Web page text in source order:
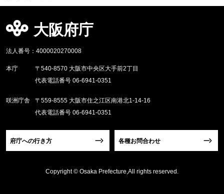
大阪府庁
法人番号：4000020270008
本庁
〒540-8570 大阪市中央区大手前2丁目
代表電話番号 06-6941-0351
咲洲庁舎
〒559-8555 大阪市住之江区南港北1-14-16
代表電話番号 06-6941-0351
府庁への行き方 各種お問合わせ
Copyright © Osaka Prefecture,All rights reserved.